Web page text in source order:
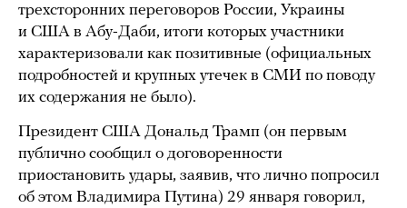
трехсторонних переговоров России, Украины
и США в Абу-Даби, итоги которых участники
характеризовали как позитивные (официальных
подробностей и крупных утечек в СМИ по поводу
их содержания не было).
Президент США Дональд Трамп (он первым
публично сообщил о договоренности
приостановить удары, заявив, что лично попросил
об этом Владимира Путина) 29 января говорил,